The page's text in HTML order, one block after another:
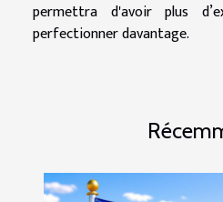
permettra d'avoir plus
perfectionner davantage.